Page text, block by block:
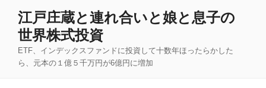
江戸庄蔵と連れ合いと娘と息子の
世界株式投資
ETF、インデックスファンドに投資して十数年ほったらかした
ら、元本の１億５千万円が6億円に増加